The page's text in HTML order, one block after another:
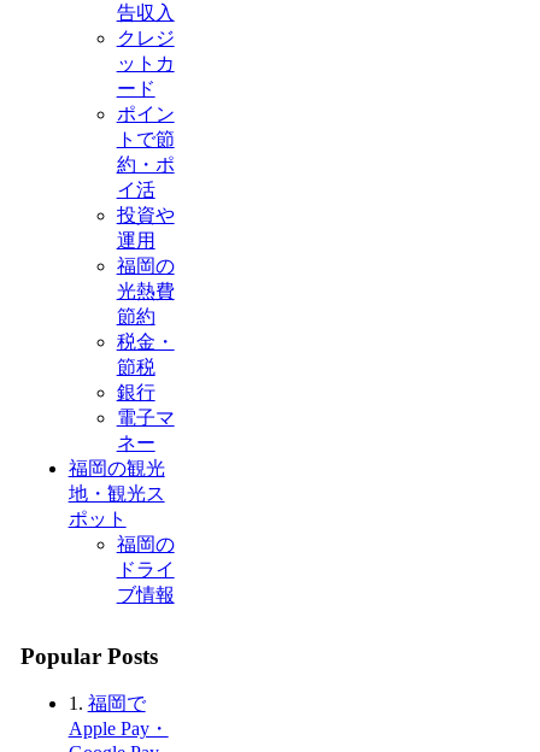
告収入
クレジ
ットカ
ード
ポイン
トで節
約・ポ
イ活
投資や
運用
福岡の
光熱費
節約
税金・
節税
銀行
電子マ
ネー
福岡の観光
地・観光ス
ポット
福岡の
ドライ
ブ情報
Popular Posts
1. 福岡で
Apple Pay・